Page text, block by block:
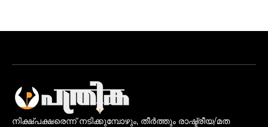
നിക്ഷ്പക്ഷരെന്ന് നടിക്കുമ്പോഴും, തീർത്തും രാഷ്ട്രീയ/മത